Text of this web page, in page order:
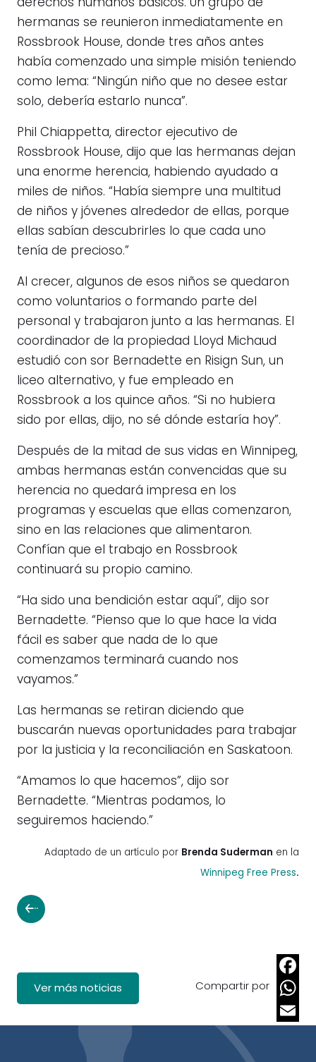
derechos humanos básicos. Un grupo de
hermanas se reunieron inmediatamente en
Rossbrook House, donde tres años antes
había comenzado una simple misión teniendo
como lema: “Ningún niño que no desee estar
solo, debería estarlo nunca”.
Phil Chiappetta, director ejecutivo de
Rossbrook House, dijo que las hermanas dejan
una enorme herencia, habiendo ayudado a
miles de niños. “Había siempre una multitud
de niños y jóvenes alrededor de ellas, porque
ellas sabían descubrirles lo que cada uno
tenía de precioso.”
Al crecer, algunos de esos niños se quedaron
como voluntarios o formando parte del
personal y trabajaron junto a las hermanas. El
coordinador de la propiedad Lloyd Michaud
estudió con sor Bernadette en Risign Sun, un
liceo alternativo, y fue empleado en
Rossbrook a los quince años. “Si no hubiera
sido por ellas, dijo, no sé dónde estaría hoy”.
Después de la mitad de sus vidas en Winnipeg,
ambas hermanas están convencidas que su
herencia no quedará impresa en los
programas y escuelas que ellas comenzaron,
sino en las relaciones que alimentaron.
Confían que el trabajo en Rossbrook
continuará su propio camino.
“Ha sido una bendición estar aquí”, dijo sor
Bernadette. “Pienso que lo que hace la vida
fácil es saber que nada de lo que
comenzamos terminará cuando nos
vayamos.”
Las hermanas se retiran diciendo que
buscarán nuevas oportunidades para trabajar
por la justicia y la reconciliación en Saskatoon.
“Amamos lo que hacemos”, dijo sor
Bernadette. “Mientras podamos, lo
seguiremos haciendo.”
Adaptado de un artículo por Brenda Suderman en la
Winnipeg Free Press.
Ver más noticias Compartir por